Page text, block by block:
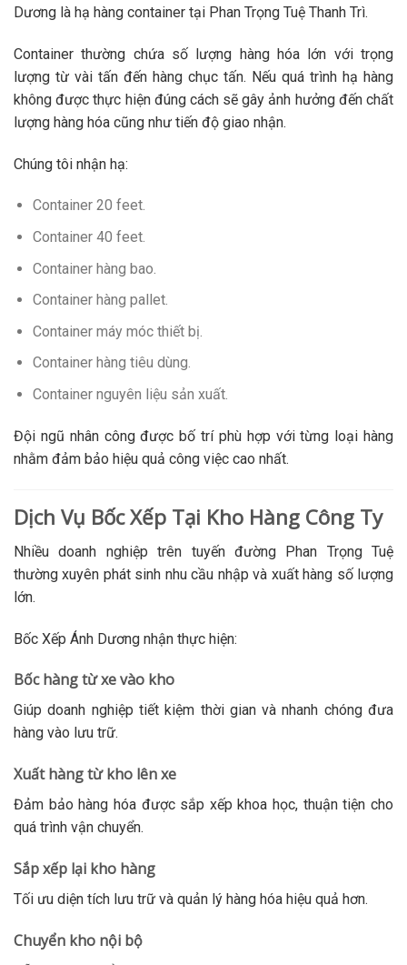
Dương là hạ hàng container tại Phan Trọng Tuệ Thanh Trì.
Container thường chứa số lượng hàng hóa lớn với trọng
lượng từ vài tấn đến hàng chục tấn. Nếu quá trình hạ hàng
không được thực hiện đúng cách sẽ gây ảnh hưởng đến chất
lượng hàng hóa cũng như tiến độ giao nhận.
Chúng tôi nhận hạ:
Container 20 feet.
Container 40 feet.
Container hàng bao.
Container hàng pallet.
Container máy móc thiết bị.
Container hàng tiêu dùng.
Container nguyên liệu sản xuất.
Đội ngũ nhân công được bố trí phù hợp với từng loại hàng
nhằm đảm bảo hiệu quả công việc cao nhất.
Dịch Vụ Bốc Xếp Tại Kho Hàng Công Ty
Nhiều doanh nghiệp trên tuyến đường Phan Trọng Tuệ
thường xuyên phát sinh nhu cầu nhập và xuất hàng số lượng
lớn.
Bốc Xếp Ánh Dương nhận thực hiện:
Bốc hàng từ xe vào kho
Giúp doanh nghiệp tiết kiệm thời gian và nhanh chóng đưa
hàng vào lưu trữ.
Xuất hàng từ kho lên xe
Đảm bảo hàng hóa được sắp xếp khoa học, thuận tiện cho
quá trình vận chuyển.
Sắp xếp lại kho hàng
Tối ưu diện tích lưu trữ và quản lý hàng hóa hiệu quả hơn.
Chuyển kho nội bộ